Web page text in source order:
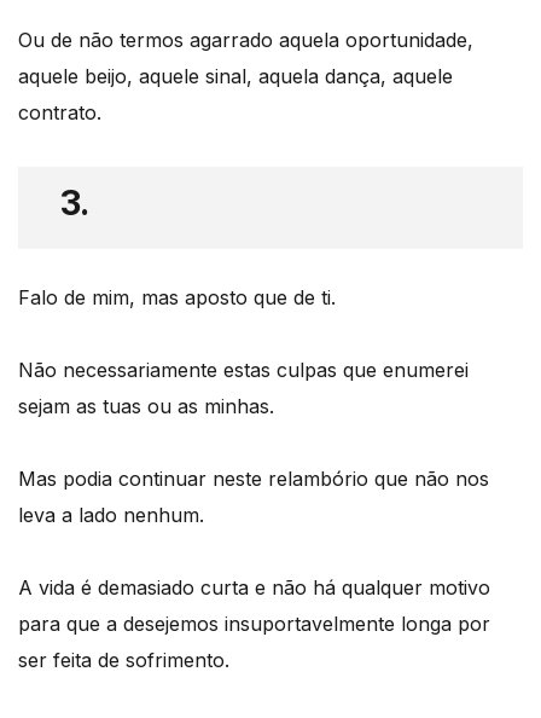
Ou de não termos agarrado aquela oportunidade,
aquele beijo, aquele sinal, aquela dança, aquele
contrato.
3.
Falo de mim, mas aposto que de ti.
Não necessariamente estas culpas que enumerei
sejam as tuas ou as minhas.
Mas podia continuar neste relambório que não nos
leva a lado nenhum.
A vida é demasiado curta e não há qualquer motivo
para que a desejemos insuportavelmente longa por
ser feita de sofrimento.